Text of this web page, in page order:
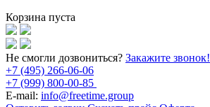
Корзина пуста
Не смогли дозвониться? Закажите звонок!
+7 (495) 266-06-06
+7 (999) 800-00-85
E-mail: info@freetime.group